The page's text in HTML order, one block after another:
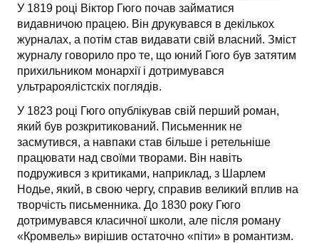
У 1819 році Віктор Гюго почав займатися
видавничою працею. Він друкувався в декількох
журналах, а потім став видавати свій власний. Зміст
журналу говорило про те, що юний Гюго був затятим
прихильником монархії і дотримувався
ультрароялістскіх поглядів.
У 1823 році Гюго опублікував свій перший роман,
який був розкритикований. Письменник не
засмутився, а навпаки став більше і ретельніше
працювати над своїми творами. Він навіть
подружився з критиками, наприклад, з Шарлем
Нодье, який, в свою чергу, справив великий вплив на
творчість письменника. До 1830 року Гюго
дотримувався класичної школи, але після роману
«Кромвель» вирішив остаточно «піти» в романтизм.